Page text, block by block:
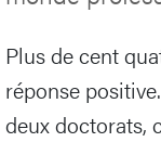
Plus de cent
réponse
deux doctorats,